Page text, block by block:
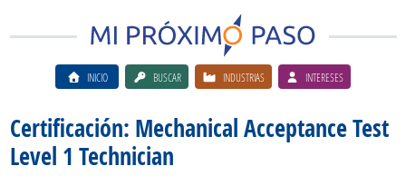
INICIO BUSCAR INDUSTRIAS INTERESES
Certificación: Mechanical Acceptance Test
Level 1 Technician